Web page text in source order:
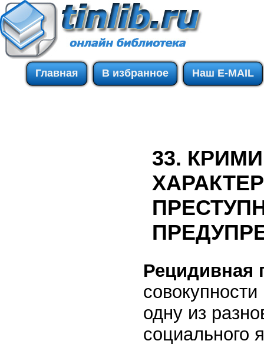
Главная В избранное Наш E-MAIL
33.
Рецидивная
одну из
социального